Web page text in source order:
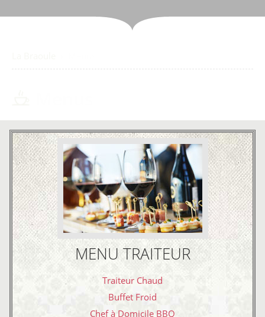
MENU TRAITEUR
Traiteur Chaud
Buffet Froid
Chef à Domicile BBQ